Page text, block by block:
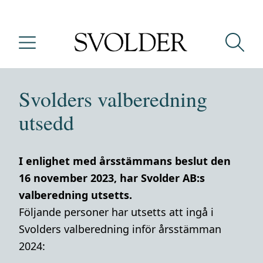
Svolders valberedning
utsedd
I enlighet med årsstämmans beslut den
16 november 2023, har Svolder AB:s
valberedning utsetts.
Följande personer har utsetts att ingå i
Svolders valberedning inför årsstämman
2024: